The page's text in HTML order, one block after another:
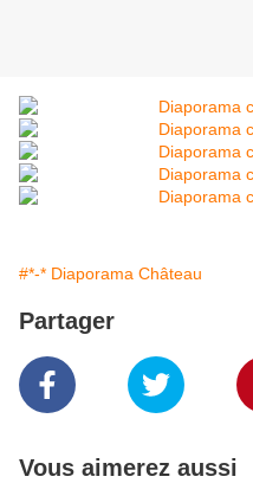
#*-* Diaporama Château
Partager
Vous aimerez aussi